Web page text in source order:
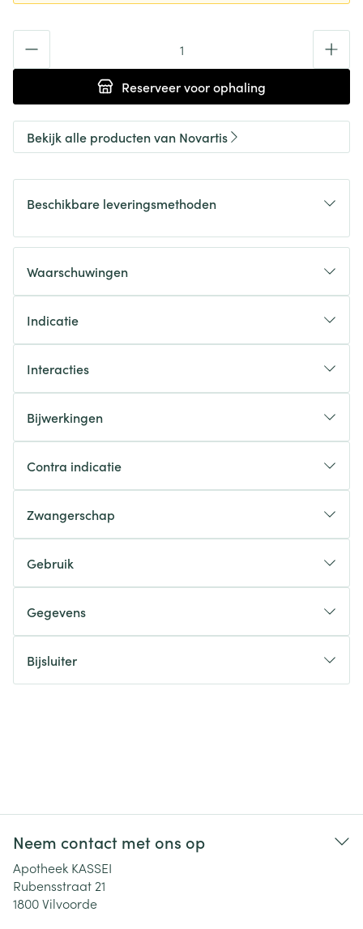
Reserveervoor ophaling
Bekijk alle producten van Novartis
Beschikbare leveringsmethoden
Waarschuwingen
Indicatie
Interacties
Bijwerkingen
Contra indicatie
Zwangerschap
Gebruik
Gegevens
Bijsluiter
Neem contact met ons op
Apotheek KASSEI
Rubensstraat 21
1800Vilvoorde